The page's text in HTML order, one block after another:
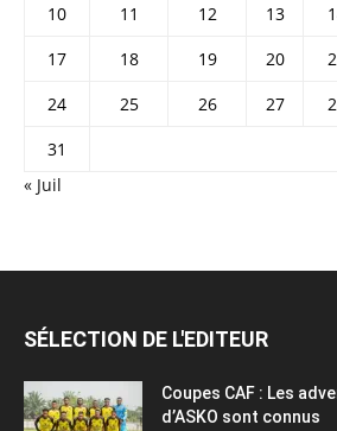
10
11 12 13
17
18 19 20
24
25 26 27
31
« Juil
SÉLECTION DE L'EDITEUR
Coupes CAF : Les
d’ASKO sont connus